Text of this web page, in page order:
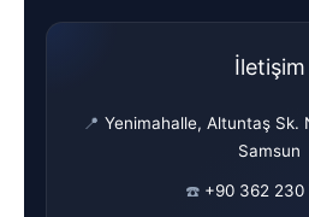
İletişim
📍 Yenimahalle, Altuntaş Sk.
Samsun
☎️ +90 362 230